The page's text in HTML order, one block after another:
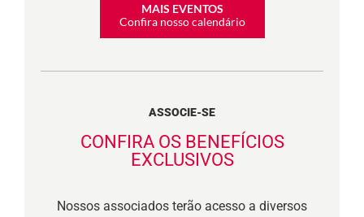
MAIS EVENTOS
Confira nosso calendário
ASSOCIE-SE
CONFIRA OS BENEFÍCIOS
EXCLUSIVOS
Nossos associados terão acesso a diversos